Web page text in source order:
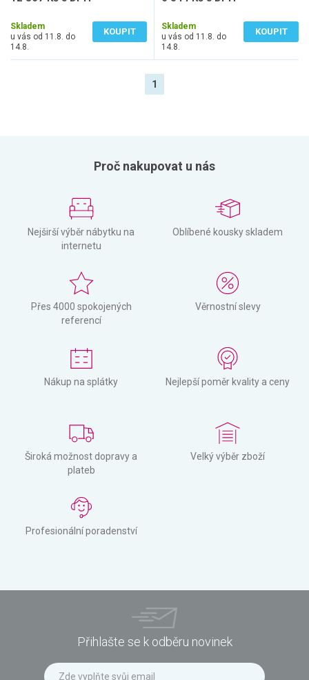
Skladem
u vás od 11.8. do
14.8.
KOUPIT
Skladem
u vás od 11.8. do
14.8.
KOUPIT
1
Proč nakupovat u nás
Nejširší výběr nábytku na
internetu
Oblíbené kousky skladem
Přes 4000 spokojených
referencí
Věrnostní slevy
Nákup na splátky Nejlepší poměr kvality a ceny
Široká možnost dopravy a
plateb
Velký výběr zboží
Profesionální poradenství
Přihlašte se k odběru novinek